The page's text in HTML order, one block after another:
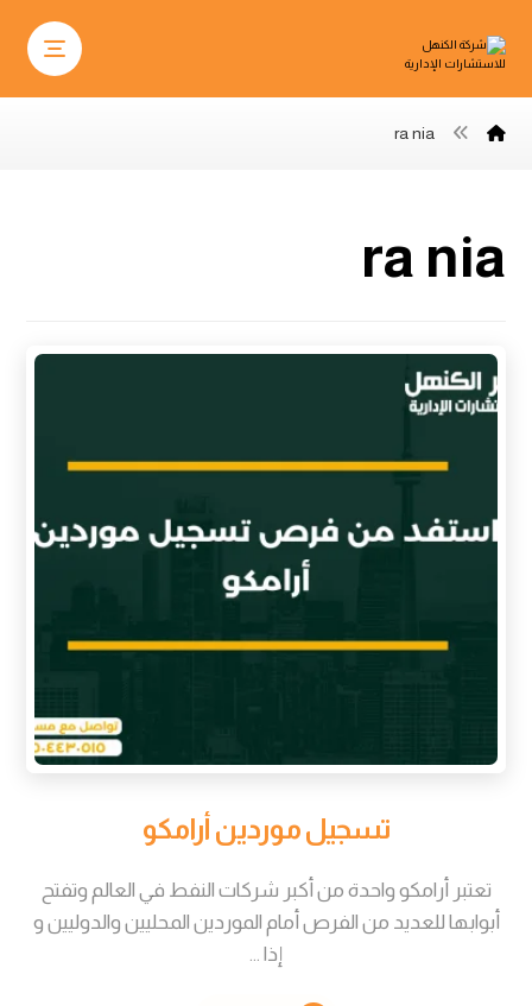
ra nia
ra nia
تسجيل موردين أرامكو
تعتبر أرامكو واحدة من أكبر شركات النفط في العالم وتفتح
أبوابها للعديد من الفرص أمام الموردين المحليين والدوليين و
إذا ...